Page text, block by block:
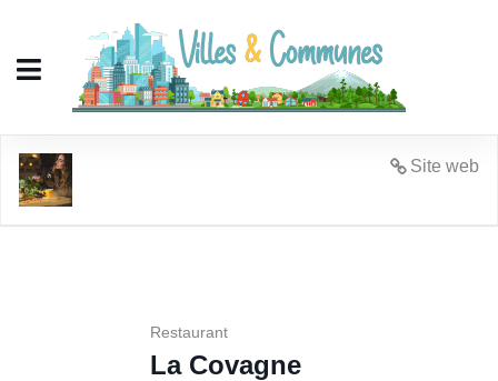
Site web
Restaurant
La Covagne